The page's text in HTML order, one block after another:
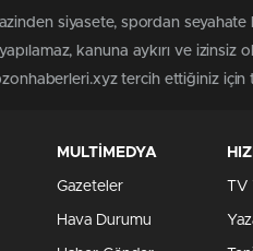
siyasete, spordan
kanuna aykırı ve izinsiz
tercih ettiğiniz için
MULTİMEDYA
Gazeteler
Hava Durumu